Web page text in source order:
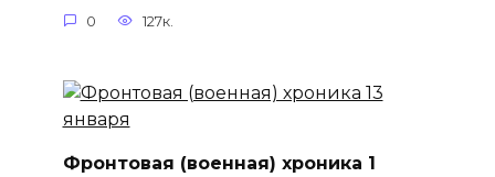
0 127к.
Фронтовая (военная) хроника 1